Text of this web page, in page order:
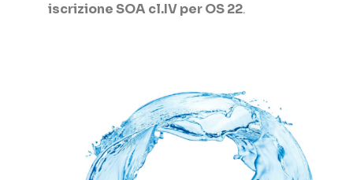
iscrizione SOA cl.IV per OS 22.